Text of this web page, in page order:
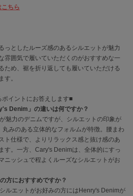
ちら
っとしたルーズ感のあるシルエットが魅力
雰囲気で履いていただくのがおすすめな一
ため、裾を折り返しても履いていただける
す。
イントにお答えします■
Denim」の違いは何ですか？
魅力のデニムですが、シルエットの印象が
みのある立体的なフォルムが特徴。腰まわ
ト仕様で、よりリラックス感と抜け感のあ
す。一方、Cary's Denimは、全体的にすっ
ニッシュで程よくルーズなシルエットがお
方におすすめですか？
ルエットがお好みの方にはHenry's Denimが